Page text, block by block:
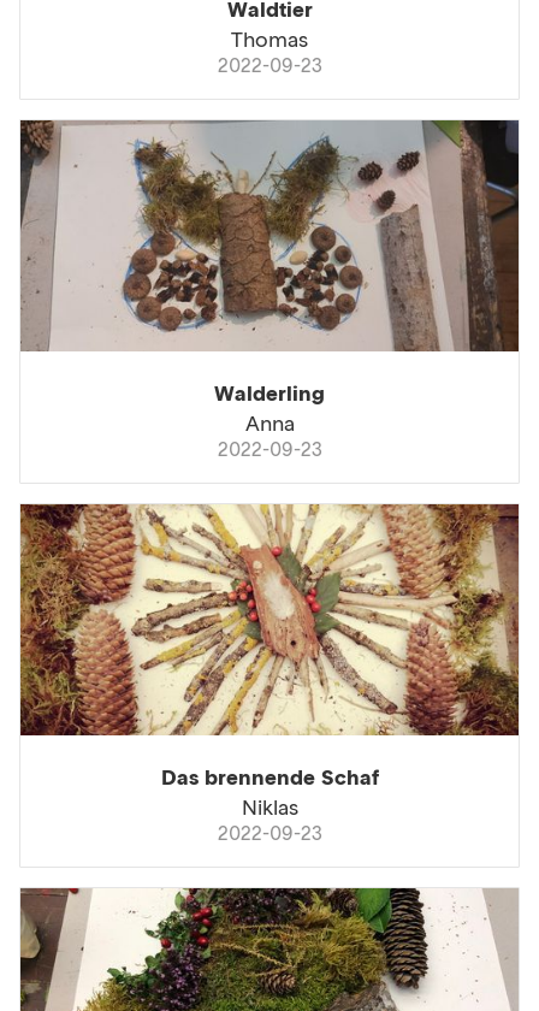
Waldtier
Thomas
2022-09-23
Walderling
Anna
2022-09-23
Das brennende Schaf
Niklas
2022-09-23